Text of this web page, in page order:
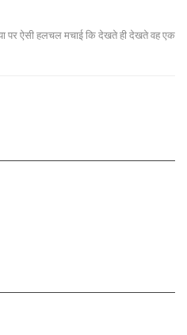
पर ऐसी हलचल मचाई कि देखते ही देखते वह एक